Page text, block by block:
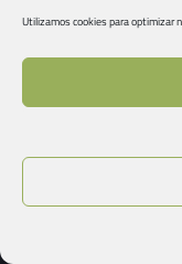
Utilizamos cookies para optimizar
Rituales en
Rituales en